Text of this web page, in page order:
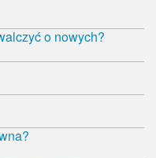
o nowych?